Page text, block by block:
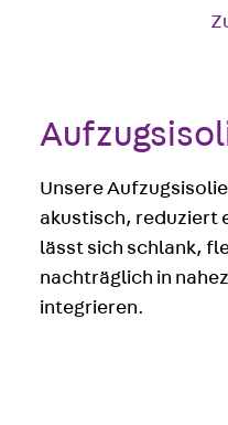
Unsere
akustisch, reduziert
lässt sich schlank,
nachträglich in
integrieren.